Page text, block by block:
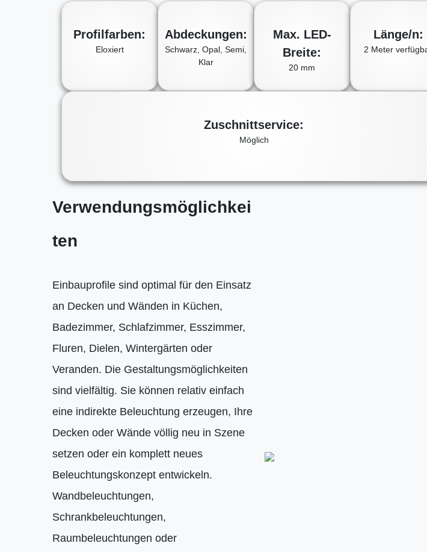
Profilfarben:
Eloxiert
Abdeckungen:
Schwarz, Opal, Semi,
Klar
Max. LED-
Breite:
20 mm
Länge/n:
2 Meter
Zuschnittservice:
Möglich
Verwendungsmöglichkei
ten
Einbauprofile sind optimal für den Einsatz
an Decken und Wänden in Küchen,
Badezimmer, Schlafzimmer, Esszimmer,
Fluren, Dielen, Wintergärten oder
Veranden. Die Gestaltungsmöglichkeiten
sind vielfältig. Sie können relativ einfach
eine indirekte Beleuchtung erzeugen, Ihre
Decken oder Wände völlig neu in Szene
setzen oder ein komplett neues
Beleuchtungskonzept entwickeln.
Wandbeleuchtungen,
Schrankbeleuchtungen,
Raumbeleuchtungen oder